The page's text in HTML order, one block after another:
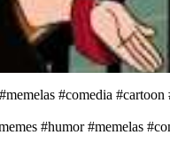
#comedia
#humor #memelas